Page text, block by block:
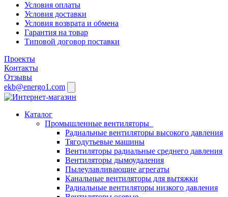
Условия оплаты
Условия доставки
Условия возврата и обмена
Гарантия на товар
Типовой договор поставки
Проекты
Контакты
Отзывы
ekb@energo1.com
Каталог
Промышленные вентиляторы
Радиальные вентиляторы высокого давления
Тягодутьевые машины
Вентиляторы радиальные среднего давления
Вентиляторы дымоудаления
Пылеулавливающие агрегаты
Канальные вентиляторы для вытяжки
Радиальные вентиляторы низкого давления